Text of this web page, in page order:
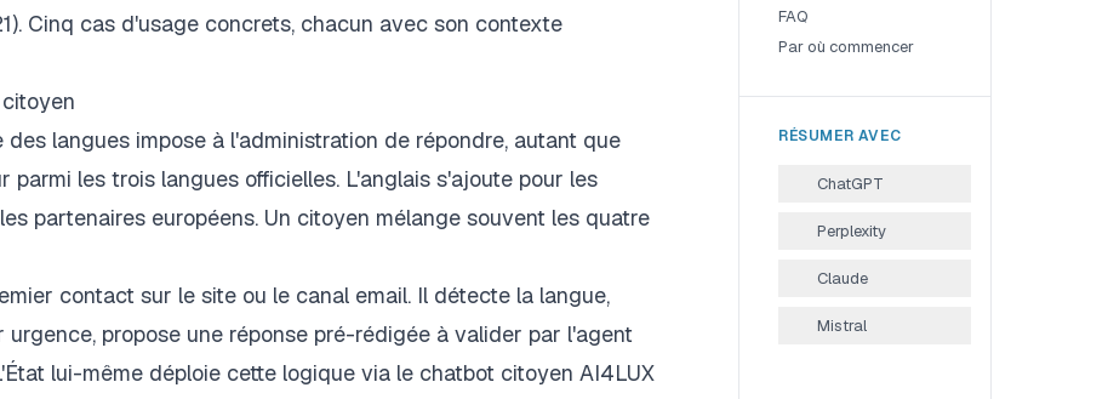
Cinq cas d'usage concrets, chacun avec son contexte
langues impose à l'administration de répondre, autant que
parmi les trois langues officielles. L'anglais s'ajoute pour les
partenaires européens. Un citoyen mélange souvent les quatre
contact sur le site ou le canal email. Il détecte la langue,
propose une réponse pré-rédigée à valider par l'agent
lui-même déploie cette logique via le chatbot citoyen AI4LUX
FAQ
Par où commencer
RÉSUMER AVEC
ChatGPT
Perplexity
Claude
Mistral